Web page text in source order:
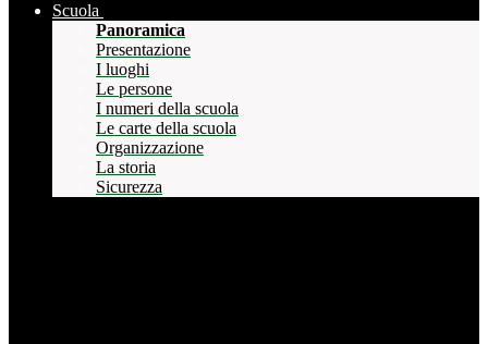
Scuola
Panoramica
Presentazione
I luoghi
Le persone
I numeri della scuola
Le carte della scuola
Organizzazione
La storia
Sicurezza